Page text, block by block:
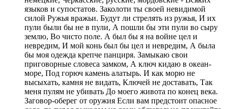
языков и супостатов. Заколоти ты своей невидимой
силой Ружья вражьи. Будут ли стрелять из ружья, И их
пули были бы не в пули, А пошли бы эти пули во сыру
землю, Во чисто поле. А был бы я на войне цел и
невредим, И мой конь был бы цел и невредим, А была
бы моя одежда крепче панциря. Замыкаю свои
приговорные словеса замком, А ключ кидаю в океан-
море, Под горюч камень алатырь. И как морю не
высыхать, камня не видать, Ключей не доставать, Так
меня пулям не убивать До моего живота по конец века.
Заговор-оберег от оружия Если вам предстоит опасное